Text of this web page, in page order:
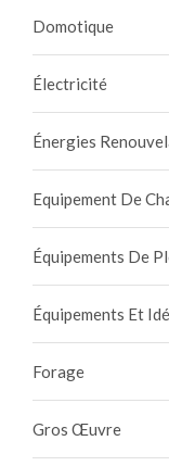
Domotique
Électricité
Énergies
Equipement De
Équipements De
Équipements Et
Forage
Gros Œuvre